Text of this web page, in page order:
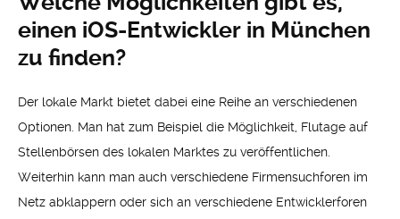
einen iOS-Entwickler in München
zu finden?
Der lokale Markt bietet dabei eine Reihe an verschiedenen
Optionen. Man hat zum Beispiel die Möglichkeit, Flutage auf
Stellenbörsen des lokalen Marktes zu veröffentlichen.
Weiterhin kann man auch verschiedene Firmensuchforen im
Netz abklappern oder sich an verschiedene Entwicklerforen